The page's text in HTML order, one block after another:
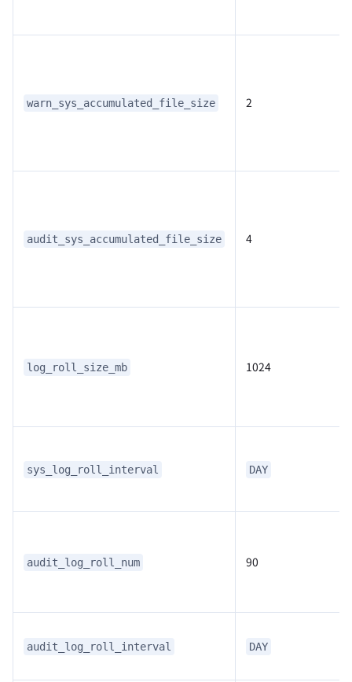
warn_sys_accumulated_file_size 2
audit_sys_accumulated_file_size 4
log_roll_size_mb 1024
sys_log_roll_interval DAY
audit_log_roll_num 90
audit_log_roll_interval DAY